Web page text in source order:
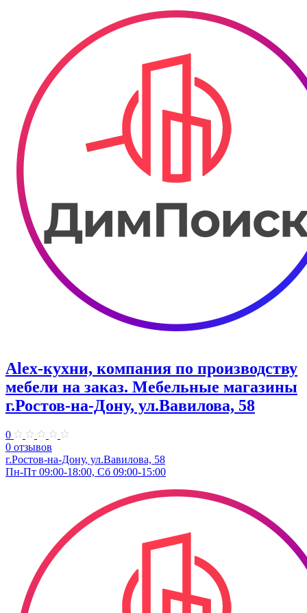
Alex-кухни, компания по производству
мебели на заказ. Мебельные магазины
г.Ростов-на-Дону, ул.Вавилова, 58
0
0 отзывов
г.Ростов-на-Дону, ул.Вавилова, 58
Пн-Пт 09:00-18:00, Сб 09:00-15:00